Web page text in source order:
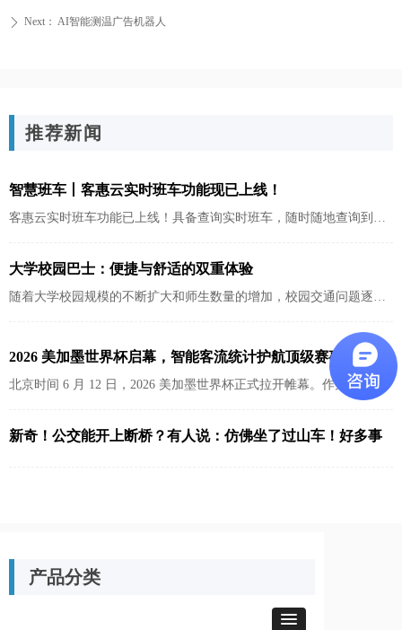
ꄲ Next： AI智能测温广告机器人
产品分类
推荐新闻
智慧班车丨客惠云实时班车功能现已上线！
客惠云实时班车功能已上线！具备查询实时班车，随时随地查询到班
大学校园巴士：便捷与舒适的双重体验
随着大学校园规模的不断扩大和师生数量的增加，校园交通问题逐渐
生提供便捷、舒适的校园出行体验。本文将详细介绍大学校园巴士的
优势及其功能特点...
2026 美加墨世界杯启幕，智能客流统计护航顶级赛事运营
北京时间 6 月 12 日，2026 美加墨世界杯正式拉开帷幕。作为首届由
16 座场馆，预计吸引680 万现场观众与124 万国际游客，规模与人流
新奇！公交能开上断桥？有人说：仿佛坐了过山车！好多事